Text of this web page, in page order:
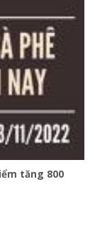
tăng 800